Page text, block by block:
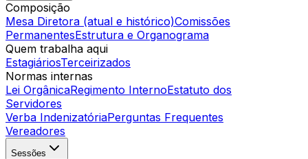
Composição
Mesa Diretora (atual e histórico)Comissões
PermanentesEstrutura e Organograma
Quem trabalha aqui
EstagiáriosTerceirizados
Normas internas
Lei OrgânicaRegimento InternoEstatuto dos
Servidores
Verba IndenizatóriaPerguntas Frequentes
Vereadores
Sessões